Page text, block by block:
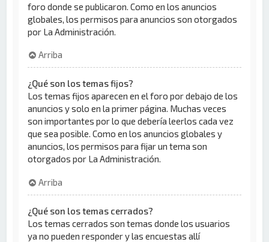
foro donde se publicaron. Como en los anuncios
globales, los permisos para anuncios son otorgados
por La Administración.
Arriba
¿Qué son los temas fijos?
Los temas fijos aparecen en el foro por debajo de los
anuncios y solo en la primer página. Muchas veces
son importantes por lo que debería leerlos cada vez
que sea posible. Como en los anuncios globales y
anuncios, los permisos para fijar un tema son
otorgados por La Administración.
Arriba
¿Qué son los temas cerrados?
Los temas cerrados son temas donde los usuarios
ya no pueden responder y las encuestas allí